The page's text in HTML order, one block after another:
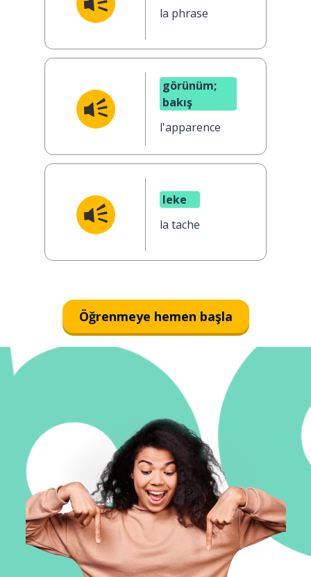
la phrase
görünüm;
bakış
l'apparence
leke
la tache
Öğrenmeye hemen başla